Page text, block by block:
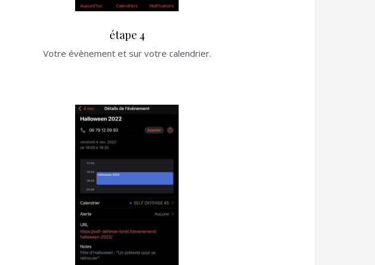
étape 4
Votre évènement et sur votre calendrier.